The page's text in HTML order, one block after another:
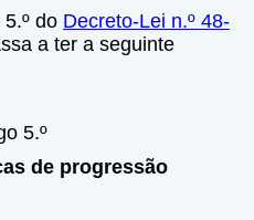
do Decreto-Lei n.º 48-
a ter a seguinte
5.º
de progressão